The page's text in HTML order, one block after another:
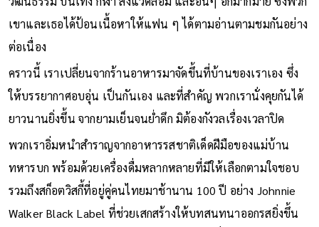
เขาและเธอได้ป้อนเนื้อหาให้แฟน ๆ ได้ตามอ่านตามชมกันอย่าง
ต่อเนื่อง
คราวนี้ เราเปลี่ยนจากร้านอาหารมาจัดขึ้นที่บ้านของเราเอง ซึ่ง
ให้บรรยากาศอบอุ่น เป็นกันเอง และที่สำคัญ พวกเรานั่งคุยกันได้
ยาวนานยิ่งขึ้น จากยามเย็นจนย่ำดึก มิต้องกังวลเรื่องเวลาปิด
พวกเราอิ่มหนำสำราญจากอาหารรสชาติเด็ดฝีมือของแม่บ้าน
ทหารบก พร้อมด้วยเครื่องดื่มหลากหลายที่มีให้เลือกตามใจชอบ
รวมถึงสก็อตวิสกี้ที่อยู่คู่คนไทยมาช้านาน 100 ปี อย่าง Johnnie
Walker Black Label ที่ช่วยเสกสร้างให้บทสนทนาออกรสยิ่งขึ้น